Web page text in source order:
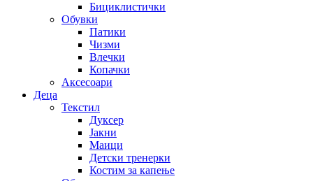
Бициклистички
Обувки
Патики
Чизми
Влечки
Копачки
Аксесоари
Деца
Текстил
Дуксер
Јакни
Маици
Детски тренерки
Костим за капење